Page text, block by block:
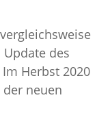
des
Herbst 2020
neuen